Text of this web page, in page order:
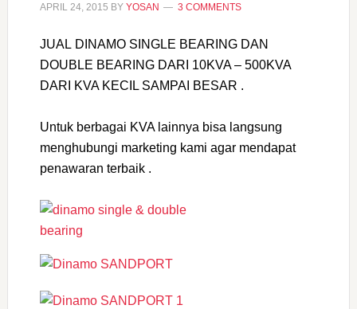
APRIL 24, 2015 BY YOSAN 3 COMMENTS
JUAL DINAMO SINGLE BEARING DAN
DOUBLE BEARING DARI 10KVA – 500KVA
DARI KVA KECIL SAMPAI BESAR .
Untuk berbagai KVA lainnya bisa langsung
menghubungi marketing kami agar mendapat
penawaran terbaik .